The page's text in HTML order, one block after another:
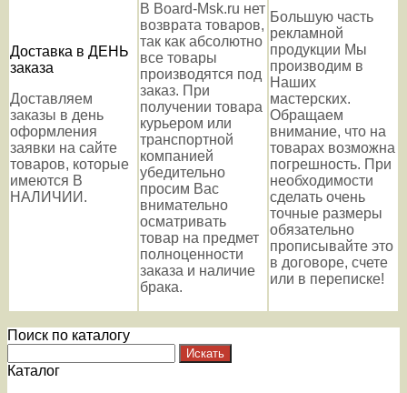
Доставка в ДЕНЬ
заказа
Доставляем
заказы в день
оформления
заявки на сайте
товаров, которые
имеются В
НАЛИЧИИ.
В Board-Msk.ru нет
возврата товаров,
так как абсолютно
все товары
производятся под
заказ. При
получении товара
курьером или
транспортной
компанией
убедительно
просим Вас
внимательно
осматривать
товар на предмет
полноценности
заказа и наличие
брака.
Большую часть
рекламной
продукции Мы
производим в
Наших
мастерских.
Обращаем
внимание, что на
товарах возможна
погрешность. При
необходимости
сделать очень
точные размеры
обязательно
прописывайте это
в договоре, счете
или в переписке!
Поиск по каталогу
Каталог